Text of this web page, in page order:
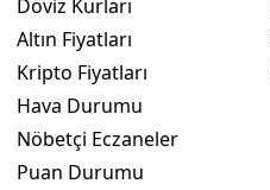
Döviz Kurları
Altın Fiyatları
Kripto Fiyatları
Hava Durumu
Nöbetçi Eczaneler
Puan Durumu